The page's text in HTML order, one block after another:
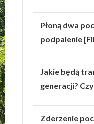
Płoną dwa
podpalenie
Jakie będą
generacji?
Zderzenie